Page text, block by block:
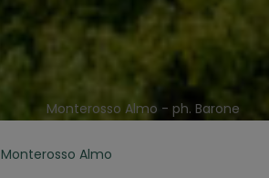
Monterosso Almo - ph. Barone
Monterosso Almo